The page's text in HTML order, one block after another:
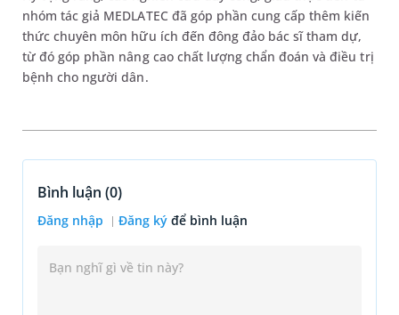
nhóm tác giả MEDLATEC đã góp phần cung cấp thêm kiến
thức chuyên môn hữu ích đến đông đảo bác sĩ tham dự,
từ đó góp phần nâng cao chất lượng chẩn đoán và điều trị
bệnh cho người dân.
Bình luận (0)
Đăng nhập Đăng ký để bình luận